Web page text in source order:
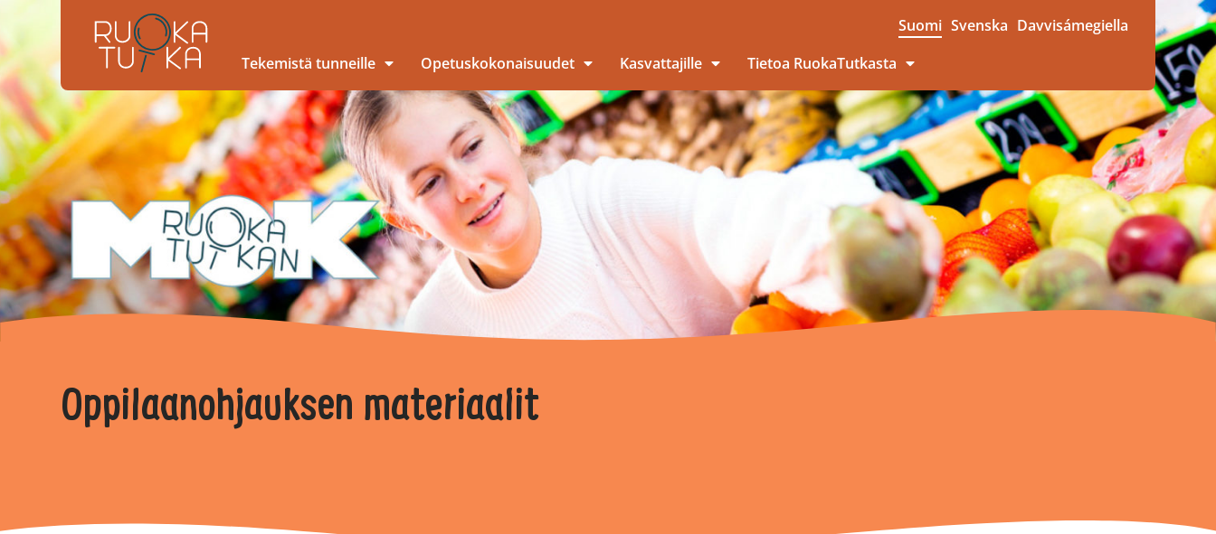
Suomi Svenska Davvisámegiella
Tekemistä tunneille
Opetuskokonaisuudet Kasvattajille Tietoa RuokaTutkasta
Oppilaanohjauksen materiaalit